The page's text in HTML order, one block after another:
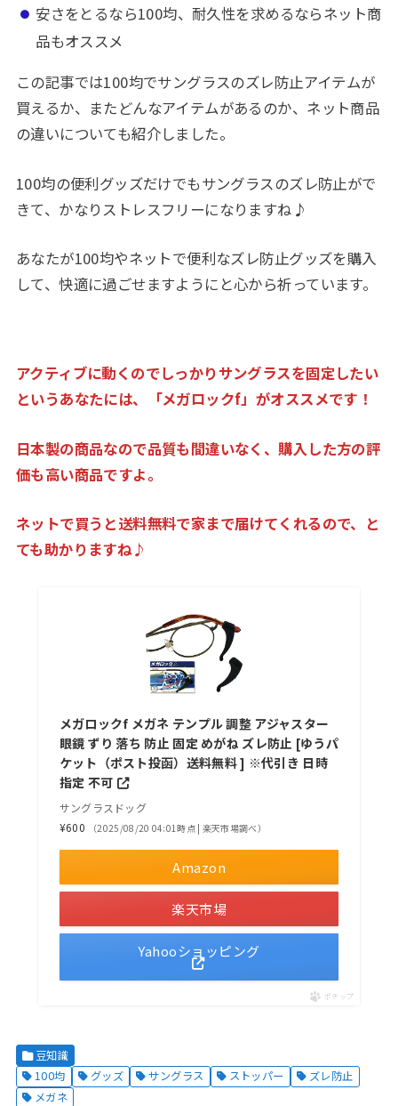
安さをとるなら100均、耐久性を求めるならネット商
品もオススメ
この記事では100均でサングラスのズレ防止アイテムが
買えるか、またどんなアイテムがあるのか、ネット商品
の違いについても紹介しました。
100均の便利グッズだけでもサングラスのズレ防止がで
きて、かなりストレスフリーになりますね♪
あなたが100均やネットで便利なズレ防止グッズを購入
して、快適に過ごせますようにと心から祈っています。
アクティブに動くのでしっかりサングラスを固定したい
というあなたには、「メガロックf」がオススメです！
日本製の商品なので品質も間違いなく、購入した方の評
価も高い商品ですよ。
ネットで買うと送料無料で家まで届けてくれるので、と
ても助かりますね♪
メガロックf メガネ テンプル 調整 アジャスター
眼鏡 ずり 落ち 防止 固定 めがね ズレ防止 [ゆうパ
ケット（ポスト投函）送料無料 ] ※代引き 日時
指定 不可
サングラスドッグ
¥600
（2025/08/20 04:01時点 | 楽天市場調べ）
Amazon
楽天市場
Yahooショッピング
ポチップ
豆知識
100均
グッズ サングラス ストッパー
ズレ防止
メガネ